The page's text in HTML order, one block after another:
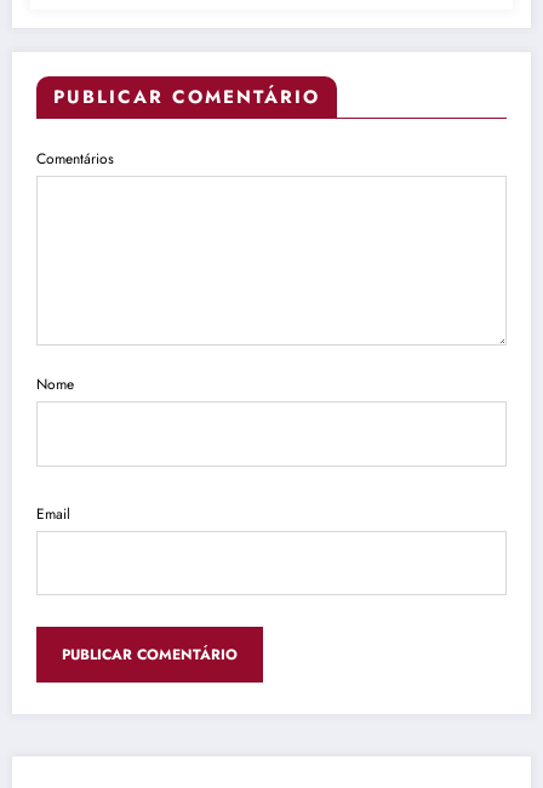
PUBLICAR COMENTÁRIO
Comentários
Nome
Email